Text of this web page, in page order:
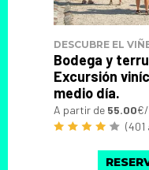
DESCUBRE EL
Bodega y
Excursión
medio día.
A partir de 55.00
(401